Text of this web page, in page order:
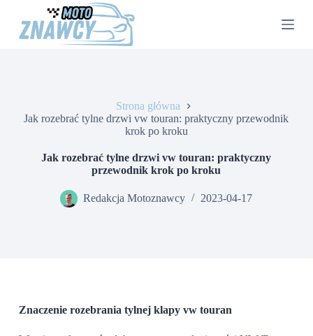
Strona główna
Jak rozebrać tylne drzwi vw touran: praktyczny przewodnik
krok po kroku
Jak rozebrać tylne drzwi vw touran: praktyczny
przewodnik krok po kroku
Redakcja Motoznawcy 2023-04-17
Znaczenie rozebrania tylnej klapy vw touran